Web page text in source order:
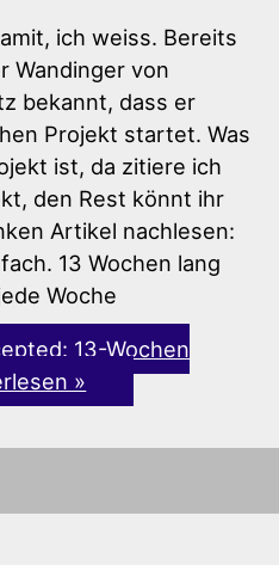
ich weiss. Bereits
Wandinger von
bekannt, dass er
Projekt startet. Was
ist, da zitiere ich
den Rest könnt ihr
Artikel nachlesen:
13 Wochen lang
Woche
13-Wochen
»